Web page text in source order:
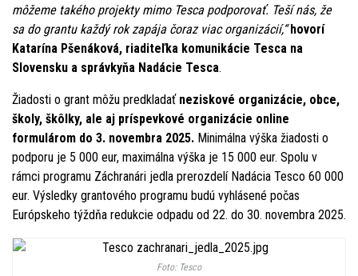
môžeme takého projekty mimo Tesca podporovať. Teší nás, že
sa do grantu každý rok zapája čoraz viac organizácií,“hovorí
Katarína Pšenáková, riaditeľka komunikácie Tesca na
Slovensku a správkyňa Nadácie Tesca.
Žiadosti o grant môžu predkladať neziskové organizácie, obce,
školy, škôlky, ale aj príspevkové organizácie online
formulárom do 3. novembra 2025. Minimálna výška žiadosti o
podporu je 5 000 eur, maximálna výška je 15 000 eur. Spolu v
rámci programu Záchranári jedla prerozdelí Nadácia Tesco 60 000
eur. Výsledky grantového programu budú vyhlásené počas
Európskeho týždňa redukcie odpadu od 22. do 30. novembra 2025.
Foto: Tesco